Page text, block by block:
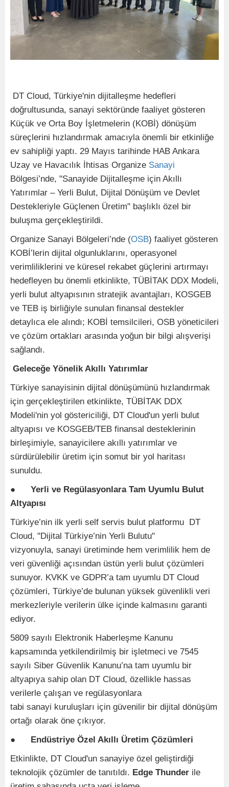
DT Cloud, Türkiye'nin dijitalleşme hedefleri
doğrultusunda, sanayi sektöründe faaliyet gösteren
Küçük ve Orta Boy İşletmelerin (KOBİ) dönüşüm
süreçlerini hızlandırmak amacıyla önemli bir etkinliğe
ev sahipliği yaptı. 29 Mayıs tarihinde HAB Ankara
Uzay ve Havacılık İhtisas Organize Sanayi
Bölgesi’nde, "Sanayide Dijitalleşme için Akıllı
Yatırımlar – Yerli Bulut, Dijital Dönüşüm ve Devlet
Destekleriyle Güçlenen Üretim" başlıklı özel bir
buluşma gerçekleştirildi.
Organize Sanayi Bölgeleri’nde (OSB) faaliyet gösteren
KOBİ’lerin dijital olgunluklarını, operasyonel
verimliliklerini ve küresel rekabet güçlerini artırmayı
hedefleyen bu önemli etkinlikte, TÜBİTAK DDX Modeli,
yerli bulut altyapısının stratejik avantajları, KOSGEB
ve TEB iş birliğiyle sunulan finansal destekler
detaylıca ele alındı; KOBİ temsilcileri, OSB yöneticileri
ve çözüm ortakları arasında yoğun bir bilgi alışverişi
sağlandı.
Geleceğe Yönelik Akıllı Yatırımlar
Türkiye sanayisinin dijital dönüşümünü hızlandırmak
için gerçekleştirilen etkinlikte, TÜBİTAK DDX
Modeli'nin yol göstericiliği, DT Cloud'un yerli bulut
altyapısı ve KOSGEB/TEB finansal desteklerinin
birleşimiyle, sanayicilere akıllı yatırımlar ve
sürdürülebilir üretim için somut bir yol haritası
sunuldu.
● Yerli ve Regülasyonlara Tam Uyumlu Bulut
Altyapısı
Türkiye’nin ilk yerli self servis bulut platformu DT
Cloud, "Dijital Türkiye’nin Yerli Bulutu"
vizyonuyla, sanayi üretiminde hem verimlilik hem de
veri güvenliği açısından üstün yerli bulut çözümleri
sunuyor. KVKK ve GDPR’a tam uyumlu DT Cloud
çözümleri, Türkiye’de bulunan yüksek güvenlikli veri
merkezleriyle verilerin ülke içinde kalmasını garanti
ediyor.
5809 sayılı Elektronik Haberleşme Kanunu
kapsamında yetkilendirilmiş bir işletmeci ve 7545
sayılı Siber Güvenlik Kanunu’na tam uyumlu bir
altyapıya sahip olan DT Cloud, özellikle hassas
verilerle çalışan ve regülasyonlara
tabi sanayi kuruluşları için güvenilir bir dijital dönüşüm
ortağı olarak öne çıkıyor.
● Endüstriye Özel Akıllı Üretim Çözümleri
Etkinlikte, DT Cloud'un sanayiye özel geliştirdiği
teknolojik çözümler de tanıtıldı. Edge Thunder ile